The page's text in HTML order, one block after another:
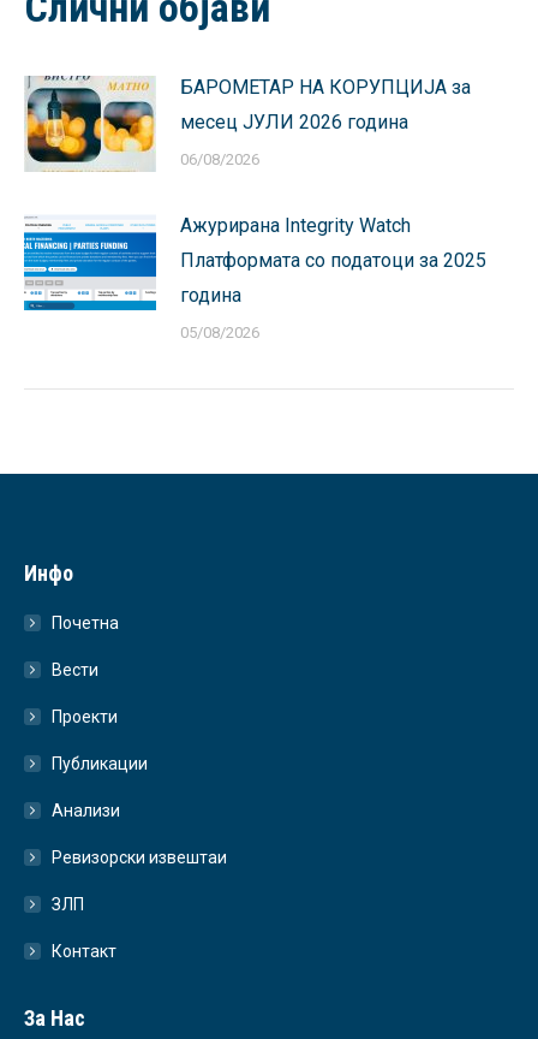
БАРОМЕТАР НА КОРУПЦИЈА за
месец ЈУЛИ 2026 година
06/08/2026
Ажурирана Integrity Watch
Платформата со податоци за 2025
година
05/08/2026
Инфо
Почетна
Вести
Проекти
Публикации
Анализи
Ревизорски извештаи
ЗЛП
Контакт
За Нас